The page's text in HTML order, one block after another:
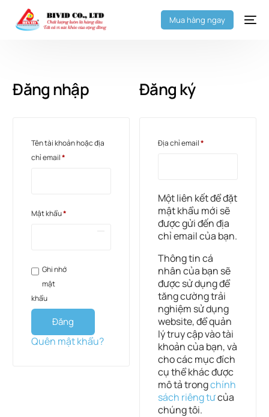
Mua hàng ngay
Đăng nhập
Tên tài khoản hoặc địa
chỉ email*
Mật khẩu*
Ghi nhớ
mật
khẩu
Đăng
nhập
Quên mật khẩu?
Đăng ký
Địa chỉ email*
Một liên kết để đặt
mật khẩu mới sẽ
được gửi đến địa
chỉ email của bạn.
Thông tin cá
nhân của bạn sẽ
được sử dụng để
tăng cường trải
nghiệm sử dụng
website, để quản
lý truy cập vào tài
khoản của bạn, và
cho các mục đích
cụ thể khác được
mô tả trongchính
sách riêng tưcủa
chúng tôi.